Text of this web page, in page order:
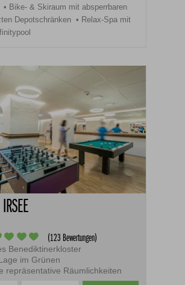
Bike- & Skiraum mit absperrbaren
Depotschränken
Relax-Spa mit
(123 Bewertungen)
Benediktinerkloster
im Grünen
repräsentative Räumlichkeiten